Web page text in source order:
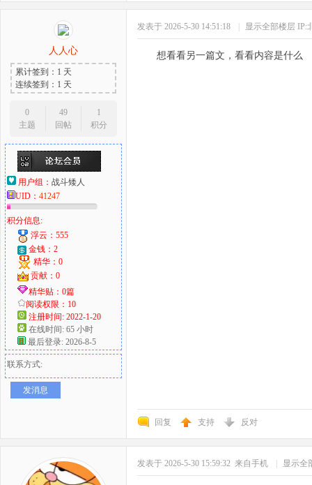
人人心
累计签到：1 天
连续签到：1 天
0
主题
49
回帖
1
积分
用户组： 战斗矮人
UID： 41247
积分信息:
浮云：555
金钱：2
精华：0
贡献：0
精华贴：0篇
阅读权限：10
注册时间: 2022-1-20
在线时间: 65 小时
最后登录: 2026-8-5
联系方式:
发消息
发表于 2026-5-30 14:51:18 显示全部楼层 IP:
想看看另一篇文，看看内容是什么
回复 支持 反对
发表于 2026-5-30 15:59:32 来自手机 显示全